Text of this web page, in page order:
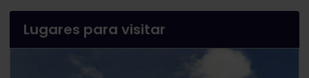
Lugares para visitar